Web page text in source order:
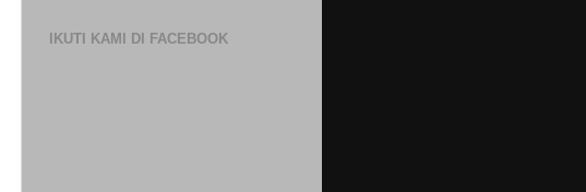
IKUTI KAMI DI FACEBOOK